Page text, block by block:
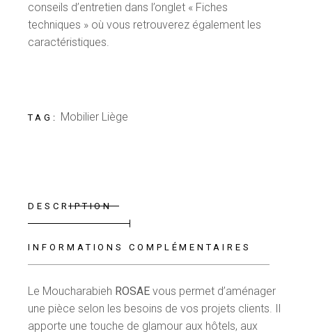
conseils d’entretien dans l’onglet « Fiches
techniques » où vous retrouverez également les
caractéristiques.
TAG: Mobilier Liège
DESCRIPTION
INFORMATIONS COMPLÉMENTAIRES
Le Moucharabieh ROSAEvous permet d’aménager
une pièce selon les besoins de vos projets clients. Il
apporte une touche de glamour aux hôtels, aux